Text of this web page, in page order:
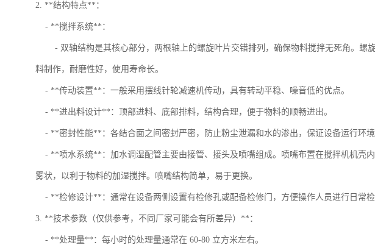
2. **结构特点**：
- **搅拌系统**：
- 双轴结构是其核心部分，两根轴上的螺旋叶片交错排列，确保物料搅拌无死角。螺
料制作，耐磨性好，使用寿命长。
- **传动装置**：一般采用摆线针轮减速机传动，具有转动平稳、噪音低的优点。
- **进出料设计**：顶部进料、底部排料，结构合理，便于物料的顺畅进出。
- **密封性能**：各结合面之间密封严密，防止粉尘泄漏和水的渗出，保证设备运行环境
- **喷水系统**：加水调湿配管主要由接管、接头及喷嘴组成。喷嘴布置在搅拌机机壳
雾状，以利于物料的加湿搅拌。喷嘴结构简单，易于更换。
- **检修设计**：通常在设备两侧设置有检修孔或配备检修门，方便操作人员进行日常检
3. **技术参数（仅供参考，不同厂家可能会有所差异）**：
- **处理量**：每小时的处理量通常在 60-80 立方米左右。